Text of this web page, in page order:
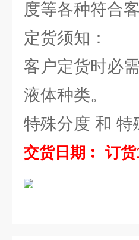
度等各种符合
定货须知：
客户定货时必
液体种类。
特殊分度 和 特
交货日期︰ 订